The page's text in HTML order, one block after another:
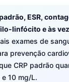
ESR,
linfócito e às
exames de
prevenção
CRP padrão
10 mg/L.